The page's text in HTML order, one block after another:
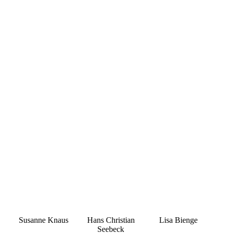
Susanne Knaus
Hans Christian
Seebeck
Lisa Bienge